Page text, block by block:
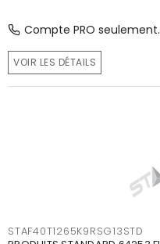
Compte PRO
VOIR LES DÉTAILS
STAF40T1265K9RSG13STD